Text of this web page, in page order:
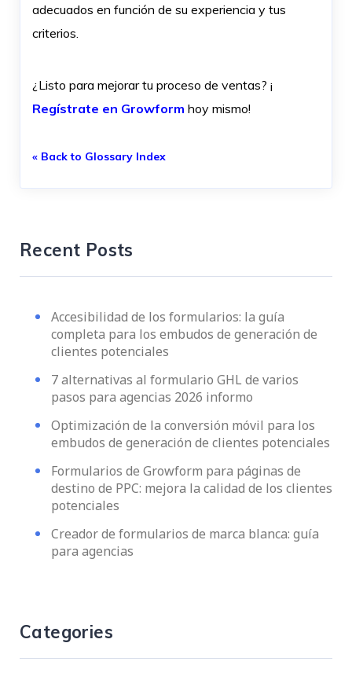
adecuados en función de su experiencia y tus
criterios.
¿Listo para mejorar tu proceso de ventas? ¡
Regístrate en Growform hoy mismo!
« Back to Glossary Index
Recent Posts
Accesibilidad de los formularios: la guía
completa para los embudos de generación de
clientes potenciales
7 alternativas al formulario GHL de varios
pasos para agencias 2026 informo
Optimización de la conversión móvil para los
embudos de generación de clientes potenciales
Formularios de Growform para páginas de
destino de PPC: mejora la calidad de los clientes
potenciales
Creador de formularios de marca blanca: guía
para agencias
Categories